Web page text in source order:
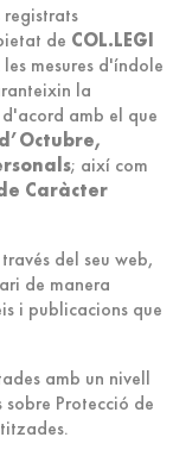
de COL.LEGI
mesures d'índole
la
amb el que
; així com
Caràcter
del seu web,
de manera
i publicacions que
amb un nivell
Protecció de